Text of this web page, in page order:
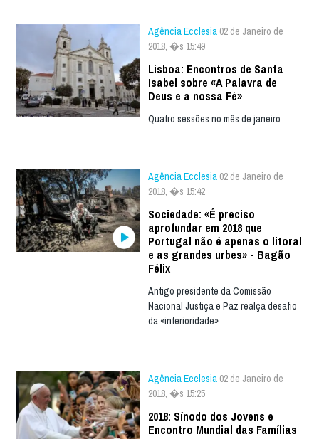
Agência Ecclesia 02 de Janeiro de
2018, �s 15:49
Lisboa: Encontros de Santa
Isabel sobre «A Palavra de
Deus e a nossa Fé»
Quatro sessões no mês de janeiro
Agência Ecclesia 02 de Janeiro de
2018, �s 15:42
Sociedade: «É preciso
aprofundar em 2018 que
Portugal não é apenas o litoral
e as grandes urbes» - Bagão
Félix
Antigo presidente da Comissão
Nacional Justiça e Paz realça desafio
da «interioridade»
Agência Ecclesia 02 de Janeiro de
2018, �s 15:25
2018: Sínodo dos Jovens e
Encontro Mundial das Famílias